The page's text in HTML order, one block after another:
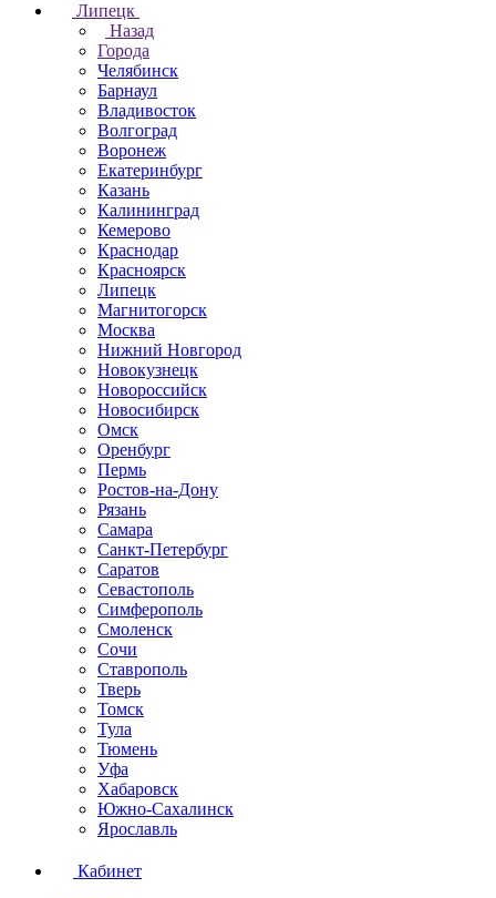
Липецк
Назад
Города
Челябинск
Барнаул
Владивосток
Волгоград
Воронеж
Екатеринбург
Казань
Калининград
Кемерово
Краснодар
Красноярск
Липецк
Магнитогорск
Москва
Нижний Новгород
Новокузнецк
Новороссийск
Новосибирск
Омск
Оренбург
Пермь
Ростов-на-Дону
Рязань
Самара
Санкт-Петербург
Саратов
Севастополь
Симферополь
Смоленск
Сочи
Ставрополь
Тверь
Томск
Тула
Тюмень
Уфа
Хабаровск
Южно-Сахалинск
Ярославль
Кабинет